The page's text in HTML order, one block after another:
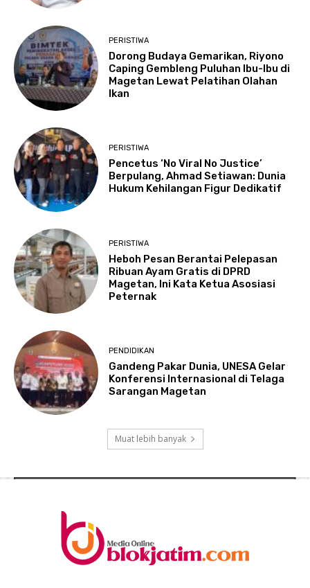
PERISTIWA
Dorong Budaya Gemarikan, Riyono
Caping Gembleng Puluhan Ibu-Ibu di
Magetan Lewat Pelatihan Olahan
Ikan
PERISTIWA
Pencetus ‘No Viral No Justice’
Berpulang, Ahmad Setiawan: Dunia
Hukum Kehilangan Figur Dedikatif
PERISTIWA
Heboh Pesan Berantai Pelepasan
Ribuan Ayam Gratis di DPRD
Magetan, Ini Kata Ketua Asosiasi
Peternak
PENDIDIKAN
Gandeng Pakar Dunia, UNESA Gelar
Konferensi Internasional di Telaga
Sarangan Magetan
Muat lebih banyak